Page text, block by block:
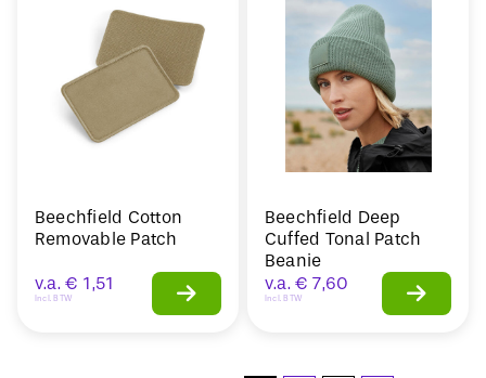
Beechfield Cotton
Removable Patch
v.a. € 1,51
Incl. BTW
Beechfield Deep
Cuffed Tonal Patch
Beanie
v.a. € 7,60
Incl. BTW